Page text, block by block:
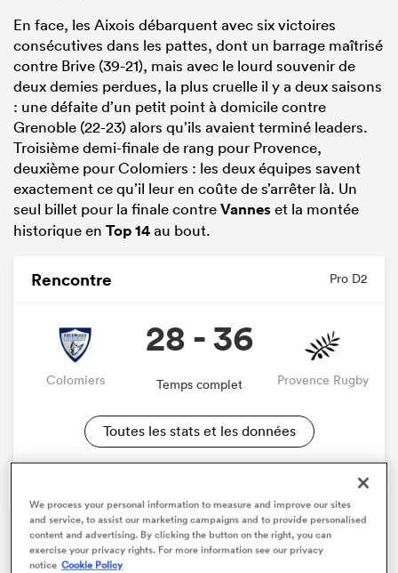
En face, les Aixois débarquent avec six victoires
consécutives dans les pattes, dont un barrage maîtrisé
contre Brive (39-21), mais avec le lourd souvenir de
deux demies perdues, la plus cruelle il y a deux saisons
: une défaite d’un petit point à domicile contre
Grenoble (22-23) alors qu’ils avaient terminé leaders.
Troisième demi-finale de rang pour Provence,
deuxième pour Colomiers : les deux équipes savent
exactement ce qu’il leur en coûte de s’arrêter là. Un
seul billet pour la finale contreVanneset la montée
historique en Top 14au bout.
Rencontre Pro D2
Colomiers
28 - 36
Temps complet Provence Rugby
Toutes les stats et les données
Graphique d'évolution des points
We process your personal information to measure and improve our sites
and service, to assist our marketing campaigns and to provide personalised
content and advertising. By clicking the button on the right, you can
exercise your privacy rights. For more information see our privacy
notice Cookie Policy